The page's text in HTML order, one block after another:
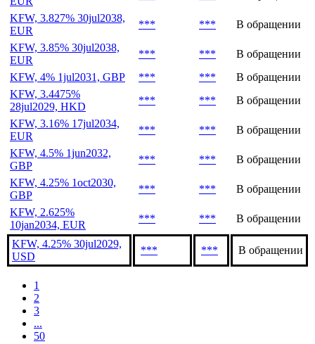
KFW, 3.827% 30jul2038,
EUR
*** ***
В обращении
KFW, 3.85% 30jul2038,
EUR
*** ***
В обращении
KFW, 4% 1jul2031, GBP
*** ***
В обращении
KFW, 3.4475%
28jul2029, HKD
*** ***
В обращении
KFW, 3.16% 17jul2034,
EUR
*** ***
В обращении
KFW, 4.5% 1jun2032,
GBP
*** ***
В обращении
KFW, 4.25% 1oct2030,
GBP
*** ***
В обращении
KFW, 2.625%
10jan2034, EUR
*** *** В обращении
KFW, 4.25% 30jul2029,
USD
*** *** В обращении
1
2
3
...
50